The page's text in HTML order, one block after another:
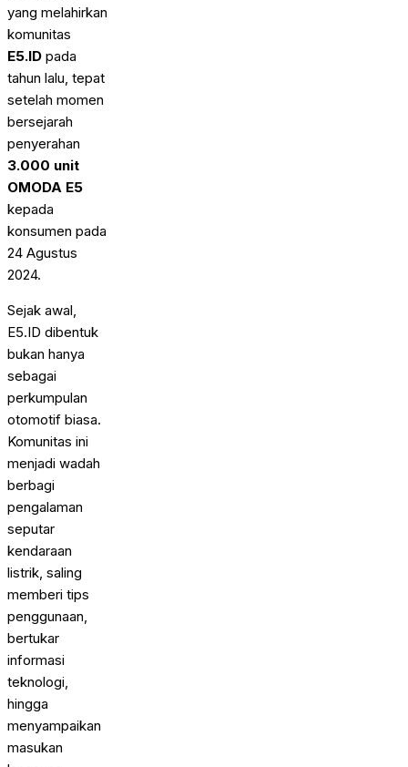
yang melahirkan
komunitas
E5.ID pada
tahun lalu, tepat
setelah momen
bersejarah
penyerahan
3.000 unit
OMODA E5
kepada
konsumen pada
24 Agustus
2024.
Sejak awal,
E5.ID dibentuk
bukan hanya
sebagai
perkumpulan
otomotif biasa.
Komunitas ini
menjadi wadah
berbagi
pengalaman
seputar
kendaraan
listrik, saling
memberi tips
penggunaan,
bertukar
informasi
teknologi,
hingga
menyampaikan
masukan